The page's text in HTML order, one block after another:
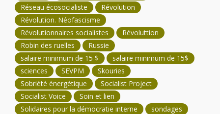
Réseau écosocialiste
Révolution
Révolution. Néofascisme
Révolutionnaires socialistes
Révoluttion
Robin des ruelles
Russie
salaire minimum de 15 $
salaire minimum de 15$
sciences
SEVPM
Skouries
Sobriété énergétique
Socialist Project
Socialist Voice
Soin et lien
Solidaires pour la démocratie interne
sondages